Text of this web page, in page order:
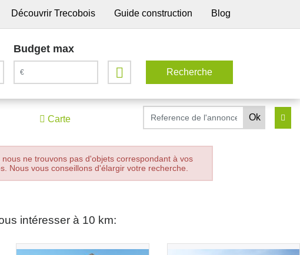
Découvrir Trecobois Guide construction Blog
Budget max
Carte
nous ne trouvons pas d'objets correspondant à vos
Nous vous conseillons d'élargir votre recherche.
intéresser à 10 km: